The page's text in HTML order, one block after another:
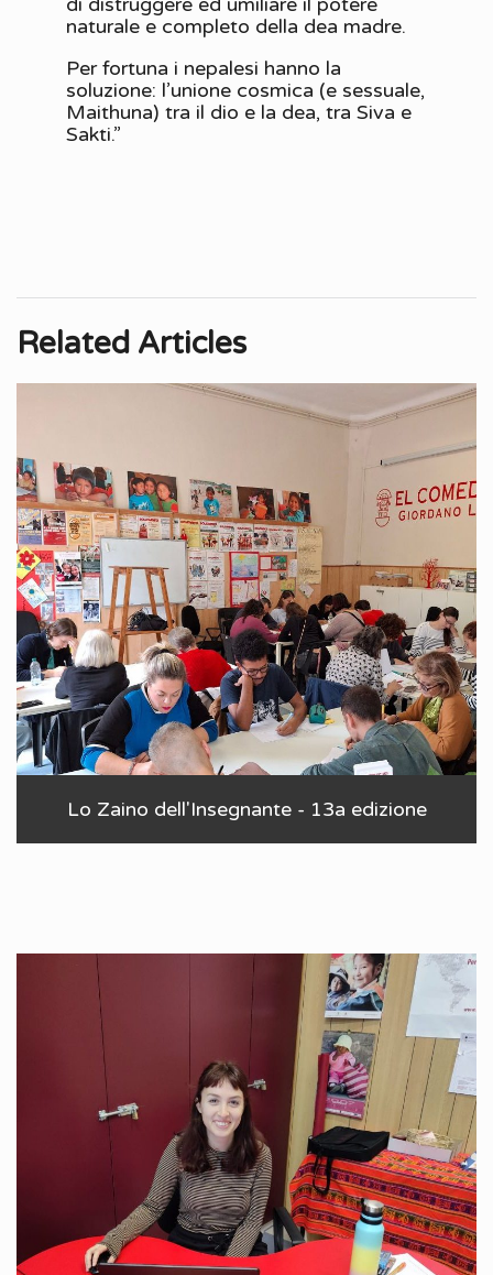
naturale e completo della dea madre.
Per fortuna i nepalesi hanno la
soluzione: l’unione cosmica (e sessuale,
Maithuna) tra il dio e la dea, tra Siva e
Sakti.”
Related Articles
Lo Zaino dell'Insegnante - 13a edizione